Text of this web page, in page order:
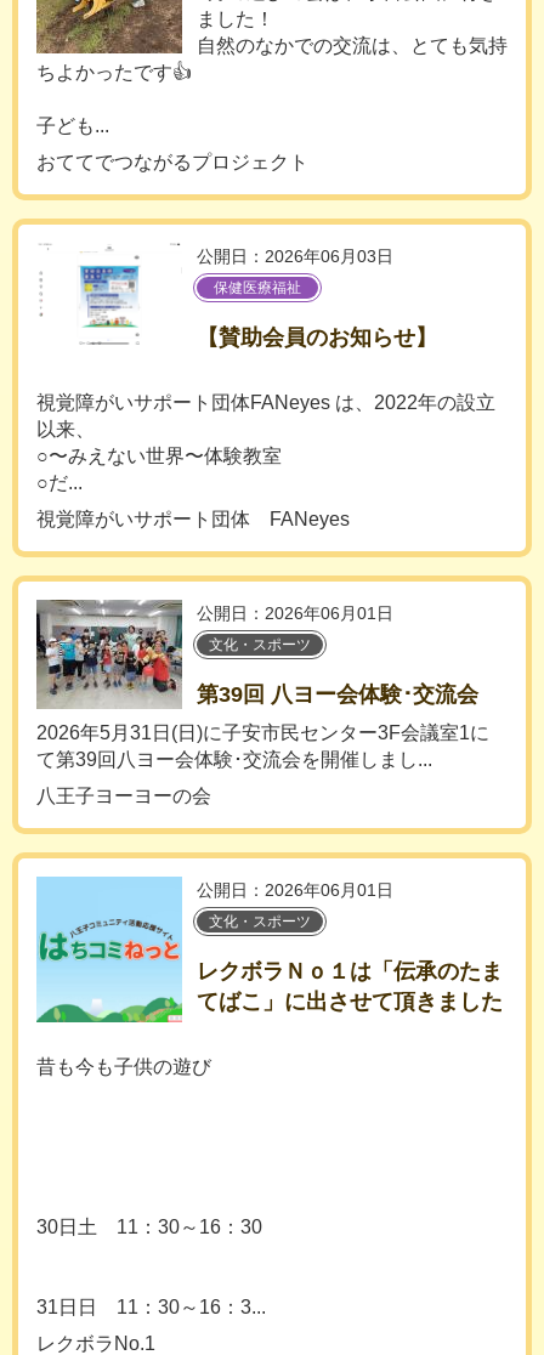
ました！
自然のなかでの交流は、とても気持
ちよかったです👍
子ども...
おててでつながるプロジェクト
公開日：2026年06月03日
保健医療福祉
【賛助会員のお知らせ】
視覚障がいサポート団体FANeyes は、2022年の設立
以来、
○〜みえない世界〜体験教室
○だ...
視覚障がいサポート団体 FANeyes
公開日：2026年06月01日
文化・スポーツ
第39回 八ヨー会体験･交流会
2026年5月31日(日)に子安市民センター3F会議室1に
て第39回八ヨー会体験･交流会を開催しまし...
八王子ヨーヨーの会
公開日：2026年06月01日
文化・スポーツ
レクボラＮｏ１は「伝承のたま
てばこ」に出させて頂きました
昔も今も子供の遊び
30日土 11：30～16：30
31日日 11：30～16：3...
レクボラNo.1